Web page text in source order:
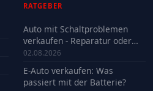
RATGEBER
Auto mit Schaltproblemen
verkaufen - Reparatur oder
Verkauf?
02.08.2026
E-Auto verkaufen: Was
passiert mit der Batterie?